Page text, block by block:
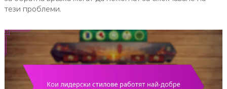
тези проблеми.